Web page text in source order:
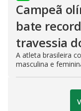
Campeã
bate
travessia
A atleta brasileira
masculina e